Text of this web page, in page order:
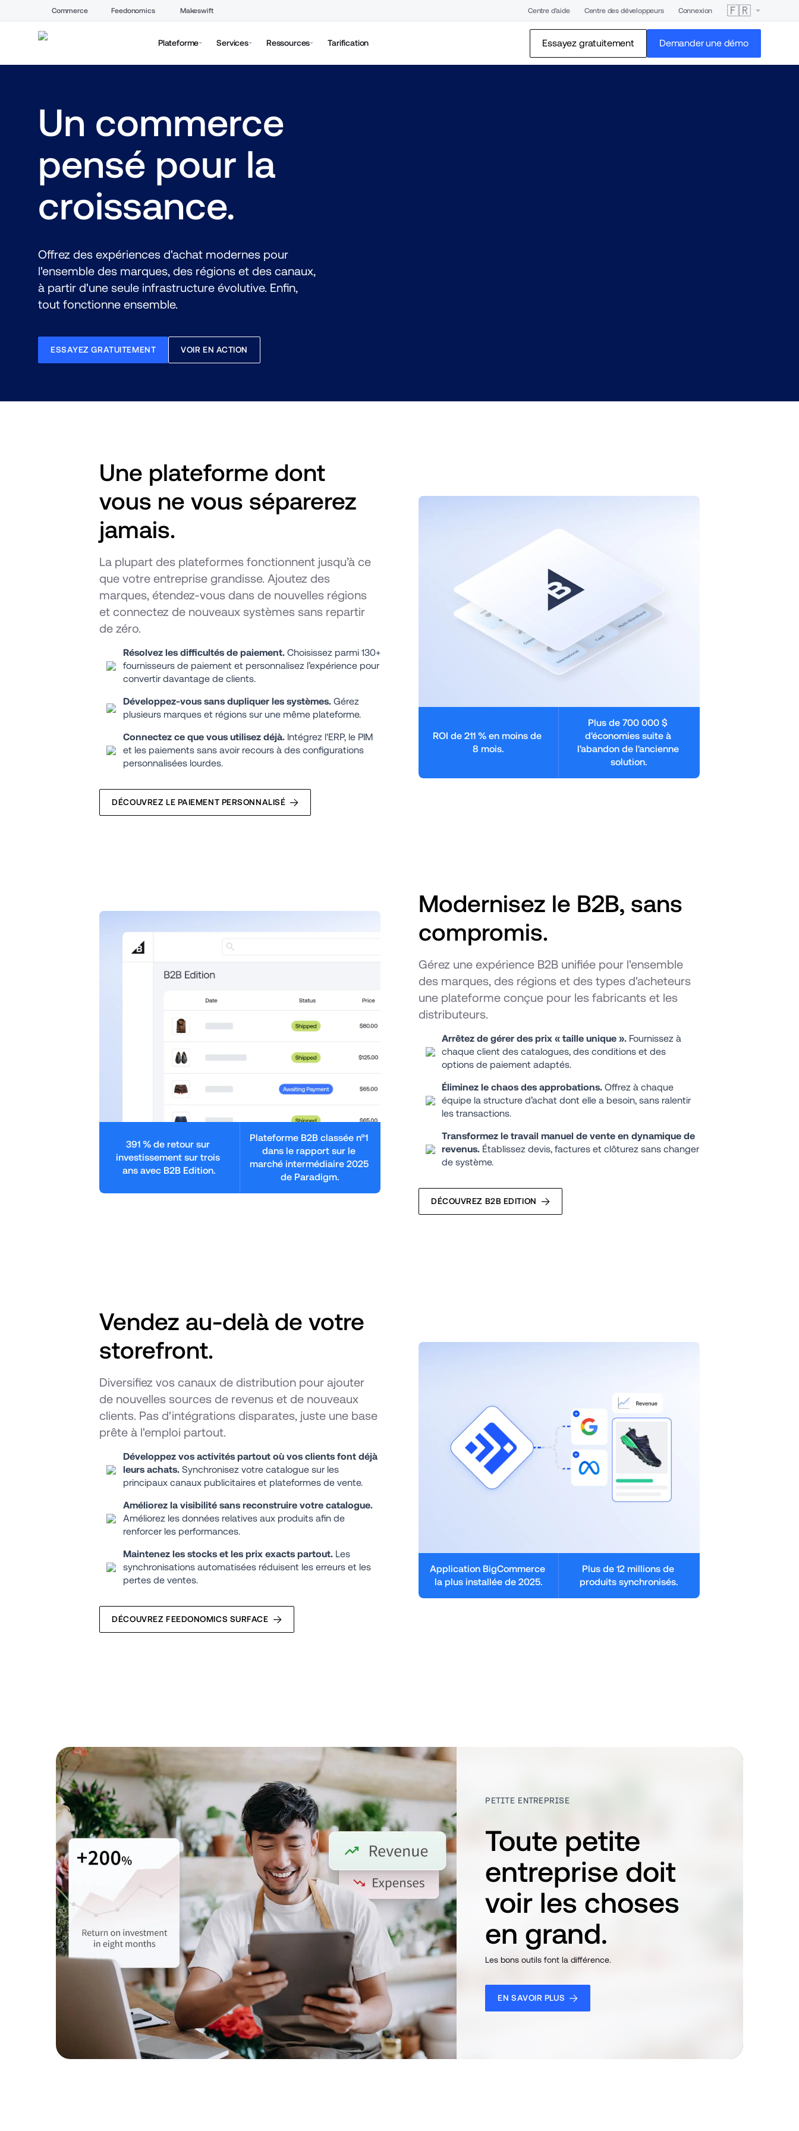
Commerce Feedonomics Makeswift Centre d'aide Centre des développeurs Connexion 🇫🇷
Plateforme Services Ressources Tarification Essayez gratuitement Demander une démo
Un commerce
pensé pour la
croissance.
Offrez des expériences d'achat modernes pour
l'ensemble des marques, des régions et des canaux,
à partir d'une seule infrastructure évolutive. Enfin,
tout fonctionne ensemble.
ESSAYEZ GRATUITEMENT VOIR EN ACTION
Une plateforme dont
vous ne vous séparerez
jamais.
La plupart des plateformes fonctionnent jusqu’à ce
que votre entreprise grandisse. Ajoutez des
marques, étendez-vous dans de nouvelles régions
et connectez de nouveaux systèmes sans repartir
de zéro.
Résolvez les difficultés de paiement. Choisissez parmi 130+
fournisseurs de paiement et personnalisez l’expérience pour
convertir davantage de clients.
Développez-vous sans dupliquer les systèmes. Gérez
plusieurs marques et régions sur une même plateforme.
Connectez ce que vous utilisez déjà. Intégrez l'ERP, le PIM
et les paiements sans avoir recours à des configurations
personnalisées lourdes.
DÉCOUVREZ LE PAIEMENT PERSONNALISÉ
ROI de 211 % en moins de
8 mois.
Plus de 700 000 $
d'économies suite à
l'abandon de l'ancienne
solution.
391 % de retour sur
investissement sur trois
ans avec B2B Edition.
Plateforme B2B classée n°1
dans le rapport sur le
marché intermédiaire 2025
de Paradigm.
Modernisez le B2B, sans
compromis.
Gérez une expérience B2B unifiée pour l'ensemble
des marques, des régions et des types d'acheteurs
une plateforme conçue pour les fabricants et les
distributeurs.
Arrêtez de gérer des prix « taille unique ». Fournissez à
chaque client des catalogues, des conditions et des
options de paiement adaptés.
Éliminez le chaos des approbations. Offrez à chaque
équipe la structure d’achat dont elle a besoin, sans ralentir
les transactions.
Transformez le travail manuel de vente en dynamique de
revenus. Établissez devis, factures et clôturez sans changer
de système.
DÉCOUVREZ B2B EDITION
Vendez au-delà de votre
storefront.
Diversifiez vos canaux de distribution pour ajouter
de nouvelles sources de revenus et de nouveaux
clients. Pas d'intégrations disparates, juste une base
prête à l'emploi partout.
Développez vos activités partout où vos clients font déjà
leurs achats. Synchronisez votre catalogue sur les
principaux canaux publicitaires et plateformes de vente.
Améliorez la visibilité sans reconstruire votre catalogue.
Améliorez les données relatives aux produits afin de
renforcer les performances.
Maintenez les stocks et les prix exacts partout. Les
synchronisations automatisées réduisent les erreurs et les
pertes de ventes.
DÉCOUVREZ FEEDONOMICS SURFACE
Application BigCommerce
la plus installée de 2025.
Plus de 12 millions de
produits synchronisés.
PETITE ENTREPRISE
Toute petite
entreprise doit
voir les choses
en grand.
Les bons outils font la différence.
EN SAVOIR PLUS